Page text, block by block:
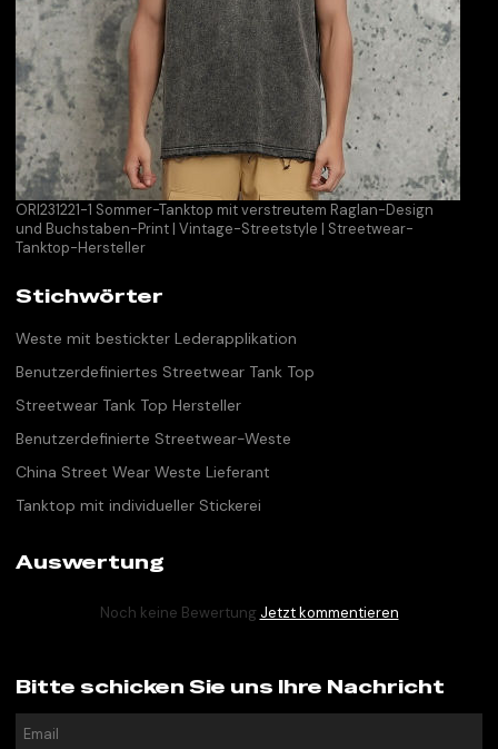
ORI231221-1 Sommer-Tanktop mit verstreutem Raglan-Design
und Buchstaben-Print | Vintage-Streetstyle | Streetwear-
Tanktop-Hersteller
Stichwörter
Weste mit bestickter Lederapplikation
Benutzerdefiniertes Streetwear Tank Top
Streetwear Tank Top Hersteller
Benutzerdefinierte Streetwear-Weste
China Street Wear Weste Lieferant
Tanktop mit individueller Stickerei
Auswertung
Noch keine Bewertung Jetzt kommentieren
Bitte schicken Sie uns Ihre Nachricht